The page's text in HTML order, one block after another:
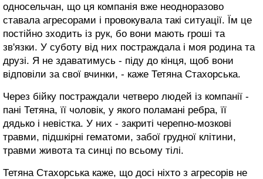
односельчан, що ця компанія вже неодноразово
ставала агресорами і провокувала такі ситуації. Їм це
постійно зходить із рук, бо вони мають гроші та
зв'язки. У суботу від них постраждала і моя родина та
друзі. Я не здаватимусь - піду до кінця, щоб вони
відповіли за свої вчинки, - каже Тетяна Стахорська.
Через бійку постраждали четверо людей із компанії -
пані Тетяна, її чоловік, у якого поламані ребра, її
дядько і невістка. У них - закриті черепно-мозкові
травми, підшкірні гематоми, забої грудної клітини,
травми живота та синці по всьому тілі.
Тетяна Стахорська каже, що досі ніхто з агресорів не